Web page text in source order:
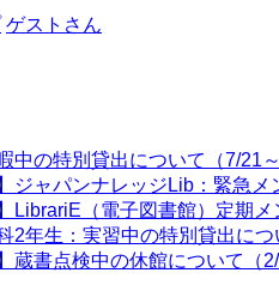
ゲストさん
中の特別貸出について（7/21
】ジャパンナレッジLib：緊急
】LibrariE（電子図書館）定期
2年生：実習中の特別貸出に
蔵書点検中の休館について（